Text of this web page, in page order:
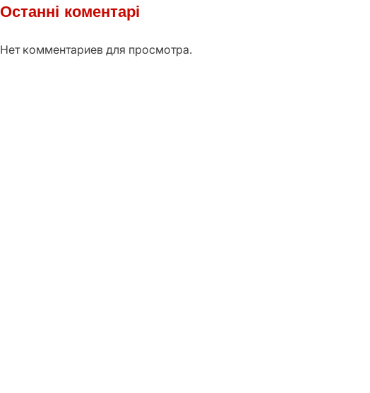
Останні коментарі
Нет комментариев для просмотра.